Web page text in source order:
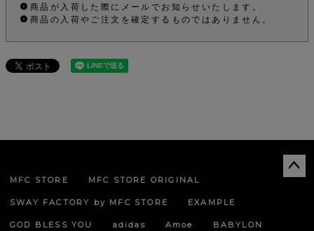
商品が入荷した際にメールでお知らせいたします。
商品の入荷やご注文を確定するものではありません。
MFC STORE MFC STORE ORIGINAL
SWAY FACTORY by MFC STORE EXAMPLE
GOD BLESS YOU adidas Amoe BABYLON